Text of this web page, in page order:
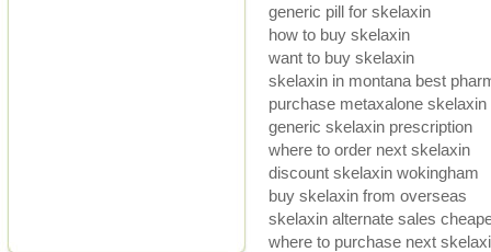
generic pill for skelaxin
how to buy skelaxin
want to buy skelaxin
skelaxin in montana best
purchase metaxalone
generic skelaxin prescription
where to order next skelaxin
discount skelaxin wokingham
buy skelaxin from overseas
skelaxin alternate sales
where to purchase next